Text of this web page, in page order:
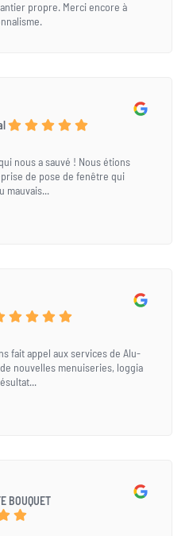
propre. Merci encore à
nous a sauvé ! Nous étions
de pose de fenêtre qui
mauvais...
fait appel aux services de Alu-
nouvelles menuiseries, loggia
BOUQUET